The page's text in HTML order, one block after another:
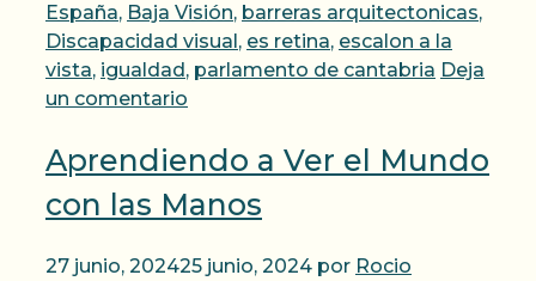
España, Baja Visión, barreras arquitectonicas,
Discapacidad visual , es retina, escalon a la
vista, igualdad , parlamento de cantabria Deja
un comentario
Aprendiendo a Ver el Mundo
con las Manos
27 junio, 202425 junio, 2024 por Rocio